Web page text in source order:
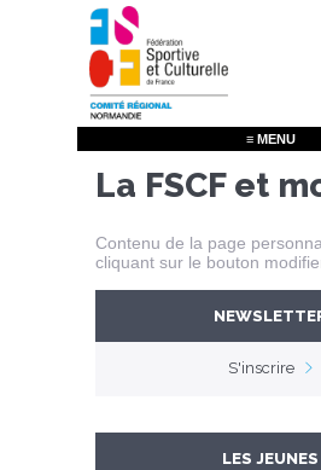
Aller
au
contenu
principal
≡ MENU
La FSCF et
Contenu de la page
cliquant sur le bouton
S'inscrire
LES JEUNES